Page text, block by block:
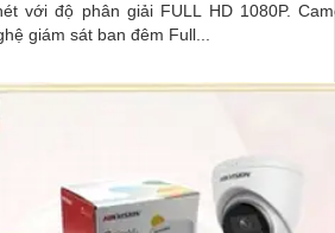
độ phân giải FULL HD 1080P. Camera này
giám sát ban đêm Full...